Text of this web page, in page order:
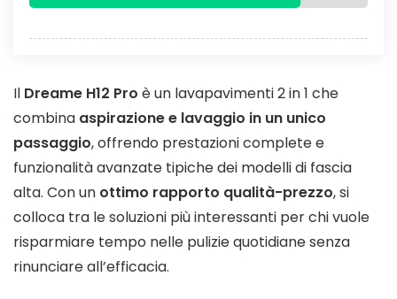
Il Dreame H12 Pro è un lavapavimenti 2 in 1 che
combina aspirazione e lavaggio in un unico
passaggio, offrendo prestazioni complete e
funzionalità avanzate tipiche dei modelli di fascia
alta. Con un ottimo rapporto qualità-prezzo, si
colloca tra le soluzioni più interessanti per chi vuole
risparmiare tempo nelle pulizie quotidiane senza
rinunciare all’efficacia.